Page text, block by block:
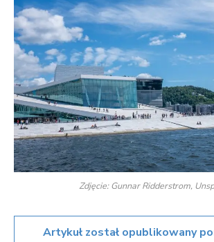
Zdjęcie: Gunnar Ridderstrom,
Artykuł został opublikowany